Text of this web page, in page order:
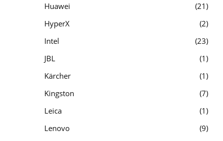
Huawei
21
HyperX
2
Intel
23
JBL
1
Kärcher
1
Kingston
7
Leica
1
Lenovo
9